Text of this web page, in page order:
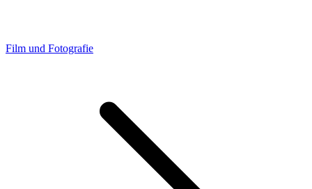
Film und Fotografie